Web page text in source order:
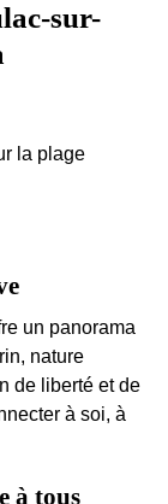
sur-
un panorama
nature
de liberté et de
à soi, à
à tous